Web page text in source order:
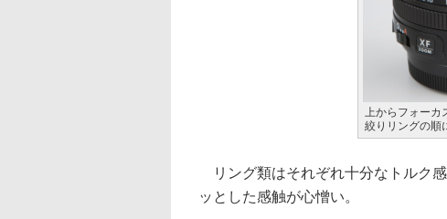
上からフォーカ
絞りリングの順
リング類はそれぞれ十分なトルク
ッとした感触が心憎い。